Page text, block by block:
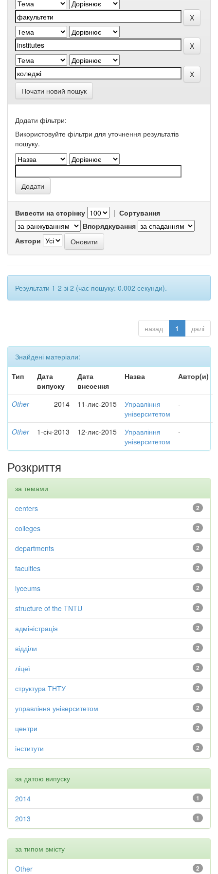
Почати новий пошук
Додати фільтри:
Використовуйте фільтри для уточнення результатів
пошуку.
Вивести на сторінку | Сортування
Впорядкування
Автори
Результати 1-2 зі 2 (час пошуку: 0.002 секунди).
назад 1 далі
Знайдені матеріали:
Тип
Дата
випуску
Дата
внесення
Назва Автор(и)
Other 2014 11-лис-2015
Управління
університетом
-
Other 1-січ-2013 12-лис-2015
Управління
університетом
-
Розкриття
за темами
2
centers
2
colleges
2
departments
2
faculties
2
lyceums
2
structure of the TNTU
2
адміністрація
2
відділи
2
ліцеї
2
структура ТНТУ
2
управління університетом
2
центри
2
інститути
за датою випуску
1
2014
1
2013
за типом вмісту
2
Other